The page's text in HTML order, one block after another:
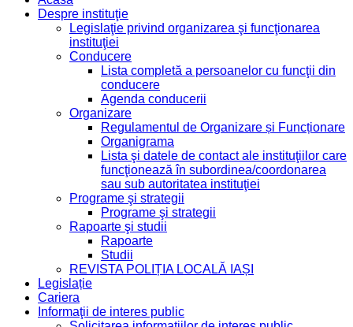
Despre instituţie
Legislaţie privind organizarea şi funcţionarea
instituţiei
Conducere
Lista completă a persoanelor cu funcţii din
conducere
Agenda conducerii
Organizare
Regulamentul de Organizare și Funcționare
Organigrama
Lista şi datele de contact ale instituţiilor care
funcţionează în subordinea/coordonarea
sau sub autoritatea instituţiei
Programe şi strategii
Programe şi strategii
Rapoarte şi studii
Rapoarte
Studii
REVISTA POLIȚIA LOCALĂ IAȘI
Legislație
Cariera
Informaţii de interes public